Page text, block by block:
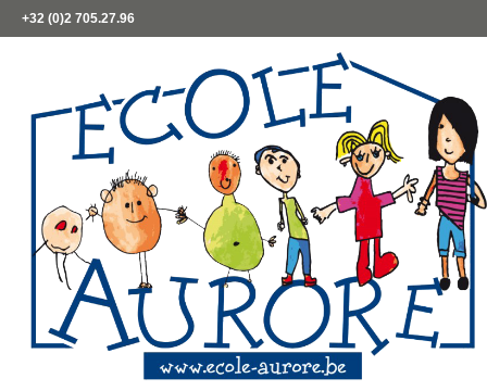
+32 (0)2 705.27.96